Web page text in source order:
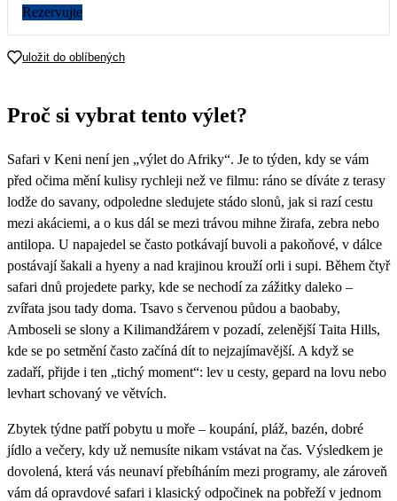
22 23 24 25 26 27 28
Rezervujte
uložit do oblíbených
Proč si vybrat tento výlet?
Safari v Keni není jen „výlet do Afriky“. Je to týden, kdy se vám
před očima mění kulisy rychleji než ve filmu: ráno se díváte z terasy
lodže do savany, odpoledne sledujete stádo slonů, jak si razí cestu
mezi akáciemi, a o kus dál se mezi trávou mihne žirafa, zebra nebo
antilopa. U napajedel se často potkávají buvoli a pakoňové, v dálce
postávají šakali a hyeny a nad krajinou krouží orli i supi. Během čtyř
safari dnů projedete parky, kde se nechodí za zážitky daleko –
zvířata jsou tady doma. Tsavo s červenou půdou a baobaby,
Amboseli se slony a Kilimandžárem v pozadí, zelenější Taita Hills,
kde se po setmění často začíná dít to nejzajímavější. A když se
zadaří, přijde i ten „tichý moment“: lev u cesty, gepard na lovu nebo
levhart schovaný ve větvích.
Zbytek týdne patří pobytu u moře – koupání, pláž, bazén, dobré
jídlo a večery, kdy už nemusíte nikam vstávat na čas. Výsledkem je
dovolená, která vás neunaví přebíháním mezi programy, ale zároveň
vám dá opravdové safari i klasický odpočinek na pobřeží v jednom